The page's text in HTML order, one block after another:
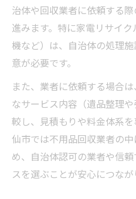
治体や回収業者に依頼する
進みます。特に家電リサイ
機など）は、自治体の処理
意が必要です。
また、業者に依頼する場合
なサービス内容（遺品整理
較し、見積もりや料金体系
仙市では不用品回収業者の
め、自治体認可の業者や信
スを選ぶことが安心につなが